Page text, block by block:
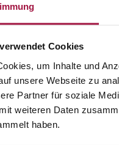
Cookies
um Inhalte und
unsere Webseite zu
Partner für soziale
weiteren Daten
haben.